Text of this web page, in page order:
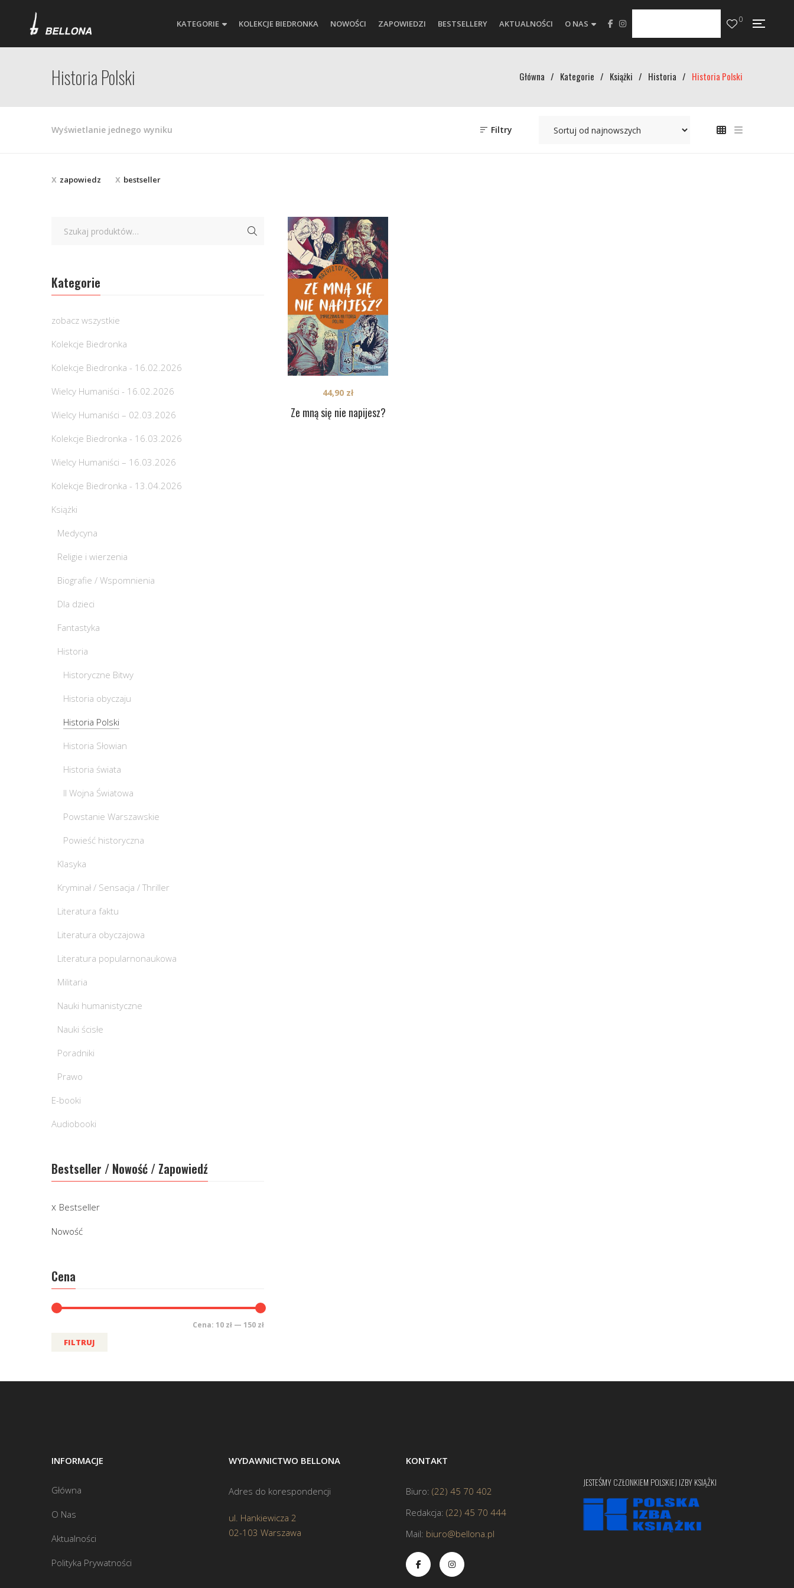
KATEGORIE KOLEKCJE BIEDRONKA NOWOŚCI ZAPOWIEDZI BESTSELLERY AKTUALNOŚCI O NAS 0
Historia Polski Główna / Kategorie / Książki / Historia / Historia Polski
Wyświetlanie jednego wyniku Filtry
zapowiedz bestseller
Ze mną się nie napijesz?
44,90 zł
Kategorie
zobacz wszystkie
Kolekcje Biedronka
Kolekcje Biedronka - 16.02.2026
Wielcy Humaniści - 16.02.2026
Wielcy Humaniści – 02.03.2026
Kolekcje Biedronka - 16.03.2026
Wielcy Humaniści – 16.03.2026
Kolekcje Biedronka - 13.04.2026
Książki
Medycyna
Religie i wierzenia
Biografie / Wspomnienia
Dla dzieci
Fantastyka
Historia
Historyczne Bitwy
Historia obyczaju
Historia Polski
Historia Słowian
Historia świata
II Wojna Światowa
Powstanie Warszawskie
Powieść historyczna
Klasyka
Kryminał / Sensacja / Thriller
Literatura faktu
Literatura obyczajowa
Literatura popularnonaukowa
Militaria
Nauki humanistyczne
Nauki ścisłe
Poradniki
Prawo
E-booki
Audiobooki
Bestseller / Nowość / Zapowiedź
Bestseller
Nowość
Cena
FILTRUJ
Cena: 10 zł — 150 zł
INFORMACJE
Główna
O Nas
Aktualności
Polityka Prywatności
WYDAWNICTWO BELLONA
Adres do korespondencji
ul. Hankiewicza 2
02-103 Warszawa
KONTAKT
Biuro: (22) 45 70 402
Redakcja: (22) 45 70 444
Mail: biuro@bellona.pl
JESTEŚMY CZŁONKIEM POLSKIEJ IZBY KSIĄŻKI